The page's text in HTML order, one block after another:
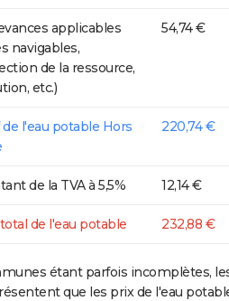
applicables
navigables,
de la ressource,
etc.)
54,74 €
de l'eau potable Hors
220,74 €
de la TVA à 5,5% 12,14 €
de l'eau potable 232,88 €
étant parfois incomplètes,
que les prix de l'eau